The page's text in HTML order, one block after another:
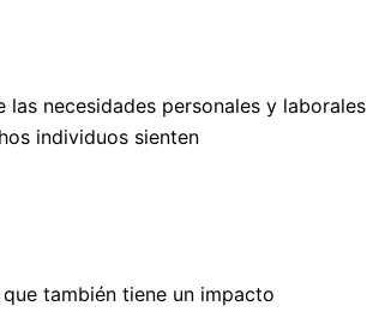
necesidades personales y laborales
individuos sienten
también tiene un impacto